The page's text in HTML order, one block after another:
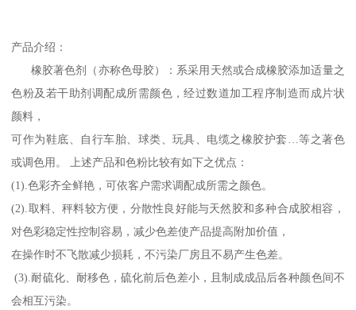
产品介绍：
橡胶著色剂（亦称色母胶）：系采用天然或合成橡胶添加适量之
色粉及若干助剂调配成所需颜色，经过数道加工程序制造而成片状
颜料，
可作为鞋底、自行车胎、球类、玩具、电缆之橡胶护套…等之著色
或调色用。 上述产品和色粉比较有如下之优点：
(1).色彩齐全鲜艳，可依客户需求调配成所需之颜色。
(2).取料、秤料较方便，分散性良好能与天然胶和多种合成胶相容，
对色彩稳定性控制容易，减少色差使产品提高附加价值，
在操作时不飞散减少损耗，不污染厂房且不易产生色差。
(3).耐硫化、耐移色，硫化前后色差小，且制成成品后各种颜色间不
会相互污染。